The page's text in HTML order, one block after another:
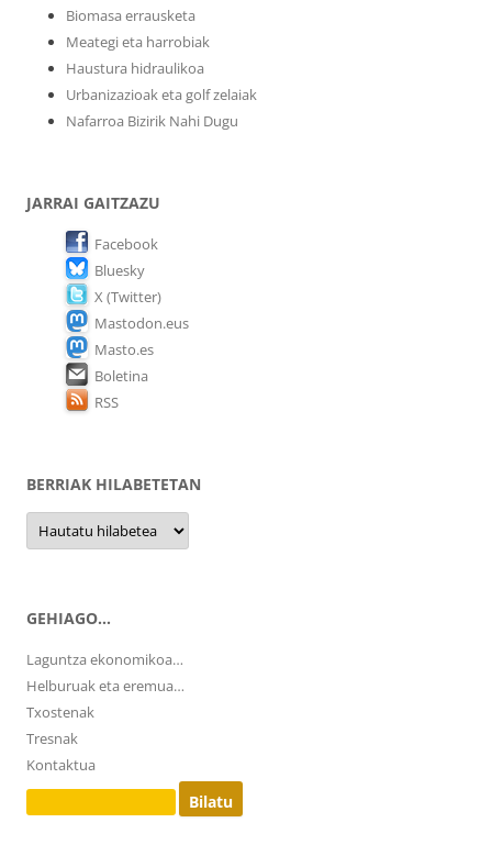
Biomasa errausketa
Meategi eta harrobiak
Haustura hidraulikoa
Urbanizazioak eta golf zelaiak
Nafarroa Bizirik Nahi Dugu
JARRAI GAITZAZU
Facebook
Bluesky
X (Twitter)
Mastodon.eus
Masto.es
Boletina
RSS
BERRIAK HILABETETAN
Berriak
hilabetetan
GEHIAGO…
Laguntza ekonomikoa…
Helburuak eta eremua…
Txostenak
Tresnak
Kontaktua
Bilatu: